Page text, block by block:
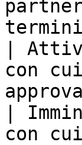
|
con
|
con